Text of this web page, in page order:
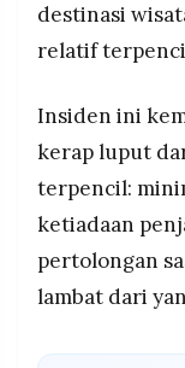
destinasi
relatif
Insiden ini
kerap luput
terpencil:
ketiadaan
pertolongan
lambat dari